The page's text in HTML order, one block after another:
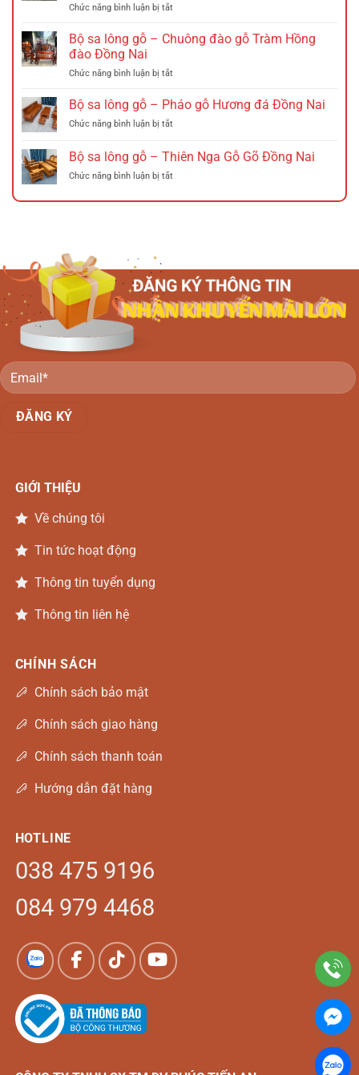
–
xích
Nai
Chức năng bình luận bị tắtở
sa
–
12
Đá
Đào
Bộ sa lông gỗ – Chuông đào gỗ Tràm Hồng
đào Đồng Nai
Chức năng bình luận bị tắtở
sa
gỗ
Chuông
gỗ
Bộ sa lông gỗ – Pháo gỗ Hương đá Đồng Nai
Chức năng bình luận bị tắtở
sa
lông
gỗ
Pháo
Nai
Bộ sa lông gỗ – Thiên Nga Gỗ Gõ Đồng Nai
Chức năng bình luận bị tắtở
sa
Nga
Gỗ
Đồng
GIỚI THIỆU
Về chúng tôi
Tin tức hoạt động
Thông tin tuyển dụng
Thông tin liên hệ
CHÍNH SÁCH
Chính sách bảo mật
Chính sách giao hàng
Chính sách thanh toán
Hướng dẫn đặt hàng
HOTLINE
038 475 9196
084 979 4468